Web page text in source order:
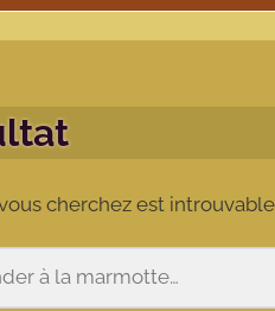
cherchez est